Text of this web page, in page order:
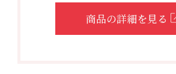
商品の詳細を見る